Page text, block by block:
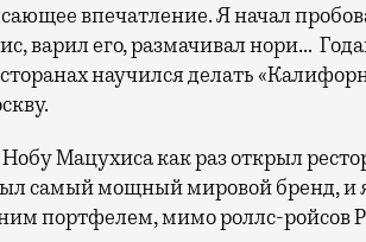
впечатление. Я начал
варил его, размачивал нори…
научился делать
Нобу Мацухиса как раз открыл
самый мощный мировой бренд, и
портфелем, мимо роллс-ройсов